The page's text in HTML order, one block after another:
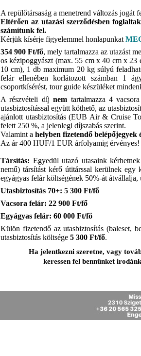
A repülőtársaság a menetrend változás
Eltérően az utazási szerződésben
számítunk fel.
Kérjük kísérje figyelemmel honlapunkat
354 900 Ft/fő, mely tartalmazza az utazást
os kézipoggyászt (max. 55 cm x 40 cm x
10 cm), 1 db maximum 20 kg súlyú
felár ellenében korlátozott számban 1
csoportkísérést, tour guide készüléket
A részvételi díjnem tartalmazza 4
utasbiztosítással együtt köthető, az
ajánlott utasbiztosítás (EUB Air & Cruise
felett 250 %, a jelenlegi díjszabás szerint.
Valamint a helyben fizetendő
Az ár 400 HUF/1 EUR árfolyamig érvényes!
Társítás: Egyedül utazó utasaink
nemű) társítást kérő útitárssal kerülnek
egyágyas felár költségének 50%-át
Utasbiztosítás 70+: 5 300 Ft/fő
Vacsora felár: 22 900 Ft/fő
Egyágyas felár: 60 000 Ft/fő
Külön fizetendő az utasbiztosítás (baleset,
utasbiztosítás költsége 5 300 Ft/fő.
Ha jelentkezni szeretne, vagy
keressen fel bennünket